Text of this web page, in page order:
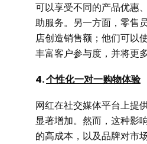
可以享受不同的产品优惠
助服务。另一方面，零售
店创造销售额；他们可以
丰富客户参与度，并将更
4.个性化一对一购物体验
网红在社交媒体平台上提
显著增加。然而，这种影
的高成本，以及品牌对市